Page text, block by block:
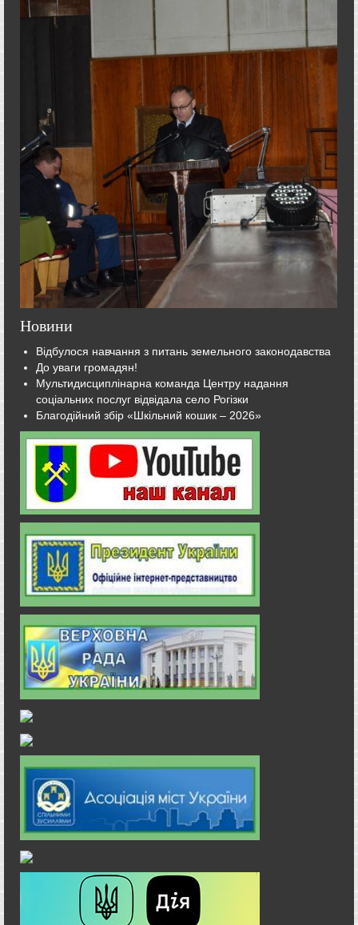
Новини
Відбулося навчання з питань земельного законодавства
До уваги громадян!
Мультидисциплінарна команда Центру надання
соціальних послуг відвідала село Рогізки
Благодійний збір «Шкільний кошик – 2026»